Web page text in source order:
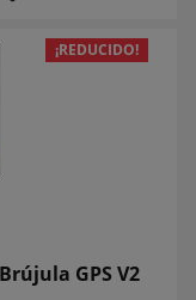
¡REDUCIDO!
GPS V2